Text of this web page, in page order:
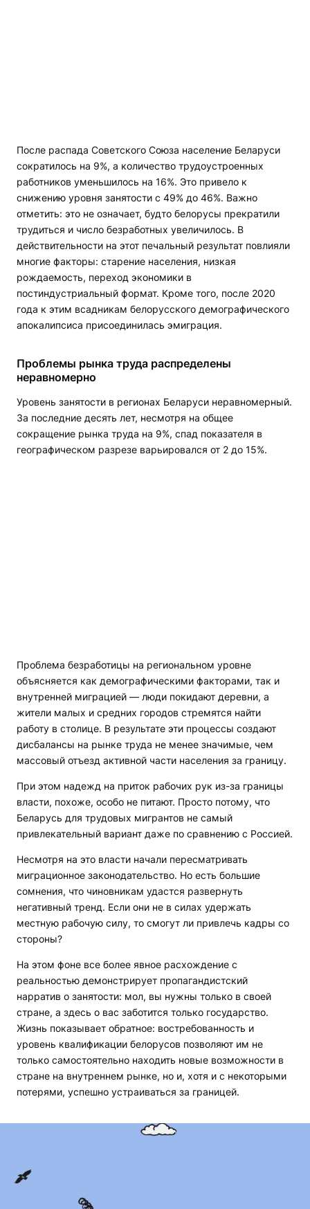
После распада Советского Союза население Беларуси
сократилось на 9%, а количество трудоустроенных
работников уменьшилось на 16%. Это привело к
снижению уровня занятости с 49% до 46%. Важно
отметить: это не означает, будто белорусы прекратили
трудиться и число безработных увеличилось. В
действительности на этот печальный результат повлияли
многие факторы: старение населения, низкая
рождаемость, переход экономики в
постиндустриальный формат. Кроме того, после 2020
года к этим всадникам белорусского демографического
апокалипсиса присоединилась эмиграция.
Проблемы рынка труда распределены
неравномерно
Уровень занятости в регионах Беларуси неравномерный.
За последние десять лет, несмотря на общее
сокращение рынка труда на 9%, спад показателя в
географическом разрезе варьировался от 2 до 15%.
Проблема безработицы на региональном уровне
объясняется как демографическими факторами, так и
внутренней миграцией — люди покидают деревни, а
жители малых и средних городов стремятся найти
работу в столице. В результате эти процессы создают
дисбалансы на рынке труда не менее значимые, чем
массовый отъезд активной части населения за границу.
При этом надежд на приток рабочих рук из-за границы
власти, похоже, особо не питают. Просто потому, что
Беларусь для трудовых мигрантов не самый
привлекательный вариант даже по сравнению с Россией.
Несмотря на это власти начали пересматривать
миграционное законодательство. Но есть большие
сомнения, что чиновникам удастся развернуть
негативный тренд. Если они не в силах удержать
местную рабочую силу, то смогут ли привлечь кадры со
стороны?
На этом фоне все более явное расхождение с
реальностью демонстрирует пропагандистский
нарратив о занятости: мол, вы нужны только в своей
стране, а здесь о вас заботится только государство.
Жизнь показывает обратное: востребованность и
уровень квалификации белорусов позволяют им не
только самостоятельно находить новые возможности в
стране на внутреннем рынке, но и, хотя и с некоторыми
потерями, успешно устраиваться за границей.